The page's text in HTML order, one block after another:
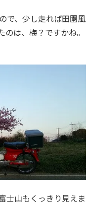
で、少し走れば田園風
は、梅？ですかね。
士山もくっきり見えま